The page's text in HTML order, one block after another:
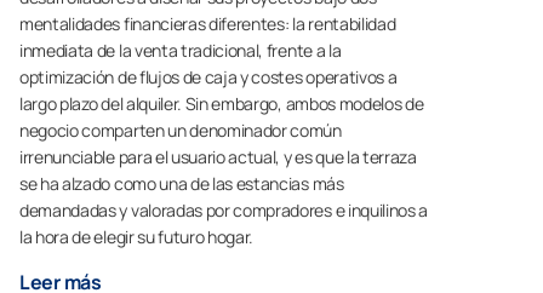
mentalidades financieras diferentes: la rentabilidad
inmediata de la venta tradicional, frente a la
optimización de flujos de caja y costes operativos a
largo plazo del alquiler. Sin embargo, ambos modelos de
negocio comparten un denominador común
irrenunciable para el usuario actual, y es que la terraza
se ha alzado como una de las estancias más
demandadas y valoradas por compradores e inquilinos a
la hora de elegir su futuro hogar.
Leer más